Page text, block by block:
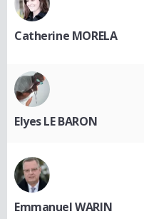
Catherine MORELA
Elyes LE BARON
Emmanuel WARIN